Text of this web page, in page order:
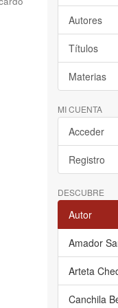
Autores
Títulos
Materias
MI CUENTA
Acceder
Registro
DESCUBRE
Autor
Amador
Arteta
Canchila